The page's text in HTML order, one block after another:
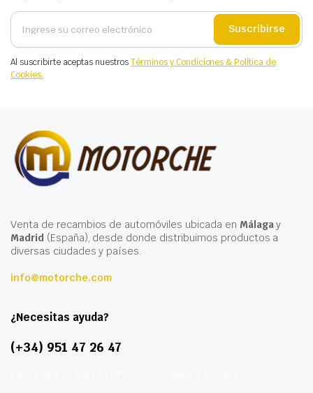
Suscribirse
Al suscribirte aceptas nuestrosTérminos y Condiciones & Política de
Cookies.
Venta de recambios de automóviles ubicada en Málagay
Madrid(España), desde donde distribuimos productos a
diversas ciudades y países.
info@motorche.com
¿Necesitas ayuda?
(+34) 951 47 26 47